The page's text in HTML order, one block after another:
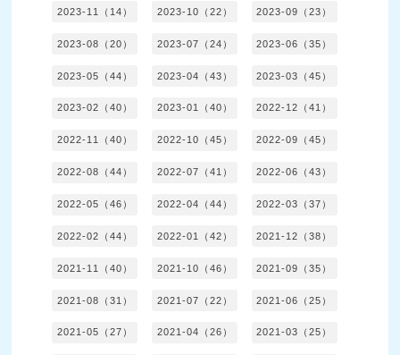
2023-11（14） 2023-10（22） 2023-09（23）
2023-08（20） 2023-07（24） 2023-06（35）
2023-05（44） 2023-04（43） 2023-03（45）
2023-02（40） 2023-01（40） 2022-12（41）
2022-11（40） 2022-10（45） 2022-09（45）
2022-08（44） 2022-07（41） 2022-06（43）
2022-05（46） 2022-04（44） 2022-03（37）
2022-02（44） 2022-01（42） 2021-12（38）
2021-11（40） 2021-10（46） 2021-09（35）
2021-08（31） 2021-07（22） 2021-06（25）
2021-05（27） 2021-04（26） 2021-03（25）